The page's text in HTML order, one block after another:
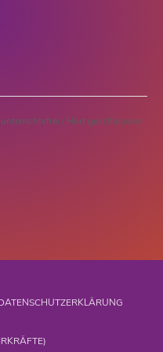
/ Hort geschlossen)